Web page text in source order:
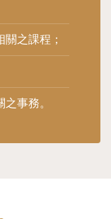
之課程；
事務。